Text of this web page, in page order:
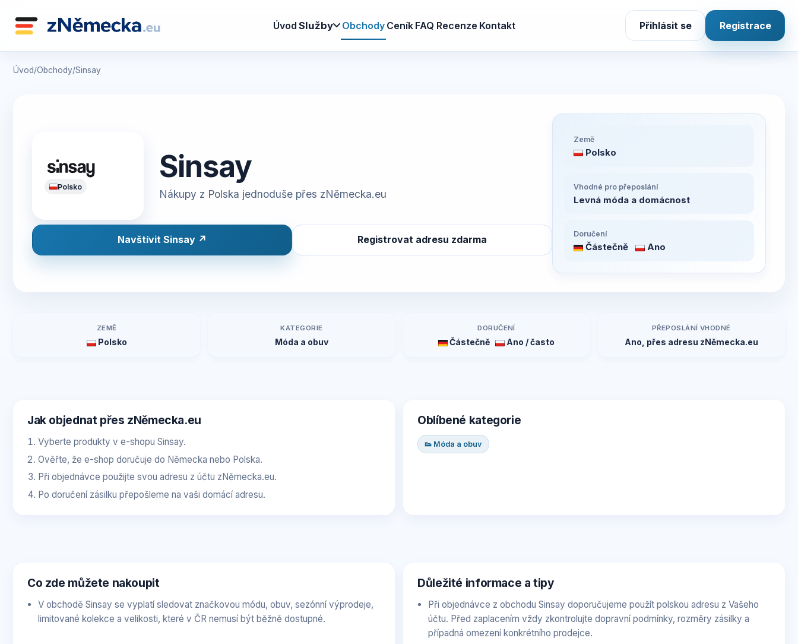
Úvod Služby Obchody Ceník FAQ Recenze Kontakt Přihlásit se Registrace
Úvod/Obchody/Sinsay
Polsko
Sinsay
Nákupy z Polska jednoduše přes zNěmecka.eu
Navštívit Sinsay ↗ Registrovat adresu zdarma
Země
Polsko
Vhodné pro přeposlání
Levná móda a domácnost
Doručení
Částečně Ano
ZEMĚ
Polsko
KATEGORIE
Móda a obuv
DORUČENÍ
Částečně Ano / často
PŘEPOSLÁNÍ VHODNÉ
Ano, přes adresu zNěmecka.eu
Jak objednat přes zNěmecka.eu
Vyberte produkty v e-shopu Sinsay.
Ověřte, že e-shop doručuje do Německa nebo Polska.
Při objednávce použijte svou adresu z účtu zNěmecka.eu.
Po doručení zásilku přepošleme na vaši domácí adresu.
Oblíbené kategorie
👟 Móda a obuv
Co zde můžete nakoupit
V obchodě Sinsay se vyplatí sledovat značkovou módu, obuv, sezónní výprodeje,
limitované kolekce a velikosti, které v ČR nemusí být běžně dostupné.
Důležité informace a tipy
Při objednávce z obchodu Sinsay doporučujeme použít polskou adresu z Vašeho
účtu. Před zaplacením vždy zkontrolujte dopravní podmínky, rozměry zásilky a
případná omezení konkrétního prodejce.